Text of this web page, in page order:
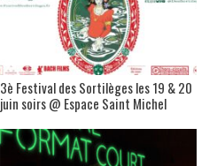
3è Festival des Sortilèges les 19 & 20
juin soirs @ Espace Saint Michel